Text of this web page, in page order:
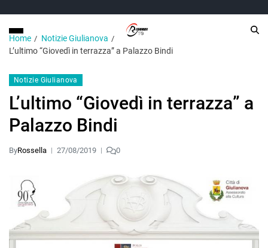
Home
Notizie Giulianova
L’ultimo “Giovedì in terrazza” a Palazzo Bindi
Notizie Giulianova
L’ultimo “Giovedì in terrazza” a
Palazzo Bindi
ByRossella 27/08/2019 0